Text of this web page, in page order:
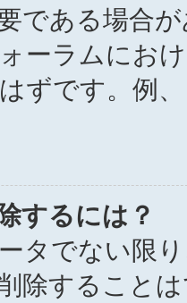
である場合
ーラムにお
ずです。例
するには？
タでない限
除すること